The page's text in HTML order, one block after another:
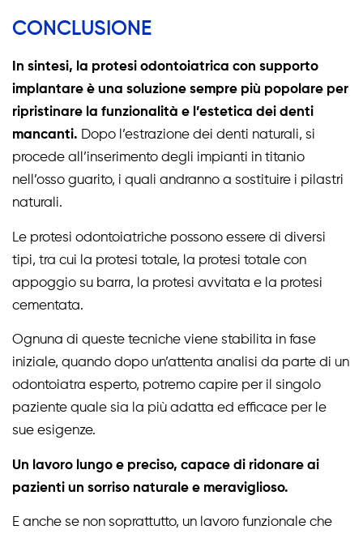
CONCLUSIONE
In sintesi, la protesi odontoiatrica con supporto
implantare è una soluzione sempre più popolare per
ripristinare la funzionalità e l’estetica dei denti
mancanti. Dopo l’estrazione dei denti naturali, si
procede all’inserimento degli impianti in titanio
nell’osso guarito, i quali andranno a sostituire i pilastri
naturali.
Le protesi odontoiatriche possono essere di diversi
tipi, tra cui la protesi totale, la protesi totale con
appoggio su barra, la protesi avvitata e la protesi
cementata.
Ognuna di queste tecniche viene stabilita in fase
iniziale, quando dopo un’attenta analisi da parte di un
odontoiatra esperto, potremo capire per il singolo
paziente quale sia la più adatta ed efficace per le
sue esigenze.
Un lavoro lungo e preciso, capace di ridonare ai
pazienti un sorriso naturale e meraviglioso.
E anche se non soprattutto, un lavoro funzionale che